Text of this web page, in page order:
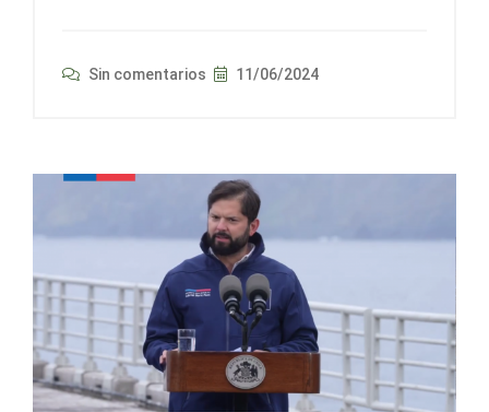
Sin comentarios 11/06/2024